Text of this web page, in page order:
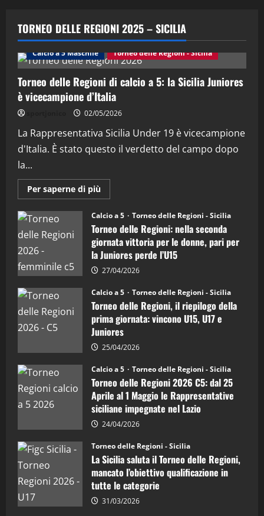
2
“SportEmpire” in Podcast: 29^ Puntata
(Martedi 28 Aprile 2026)
28/04/2026
3
"SportEmpire" in Podcast
“SportEmpire” in Podcast: 28^ Puntata
(Martedi 21 Aprile 2026)
21/04/2026
4
(Martedi 14 Aprile 2026)
5
"SportEmpire" in Podcast
“SportEmpire” in Podcast: 26^ Puntata
(Martedi 07 Aprile 2026)
TORNEO DELLE REGIONI 2025 – SICILIA
Calcio a 5 Maschile Torneo delle Regioni - Sicilia
Torneo delle Regioni di calcio a 5: la Sicilia Juniores
è vicecampione d’Italia
02/05/2026
La Rappresentativa Sicilia Under 19 è vicecampione
d'Italia. È stato questo il verdetto del campo dopo
la...
Per saperne di più
informazioni
Torneo
delle
Regioni
di
calcio
a
5:
la
Juniores
è
vicecampione
d’Italia
Calcio a 5 Torneo delle Regioni - Sicilia
Torneo delle Regioni: nella seconda
giornata vittoria per le donne, pari per
la Juniores perde l’U15
27/04/2026
Calcio a 5 Torneo delle Regioni - Sicilia
Torneo delle Regioni, il riepilogo della
prima giornata: vincono U15, U17 e
Juniores
25/04/2026
Calcio a 5 Torneo delle Regioni - Sicilia
Torneo delle Regioni 2026 C5: dal 25
Aprile al 1 Maggio le Rappresentative
siciliane impegnate nel Lazio
24/04/2026
Torneo delle Regioni - Sicilia
La Sicilia saluta il Torneo delle Regioni,
mancato l’obiettivo qualificazione in
tutte le categorie
31/03/2026